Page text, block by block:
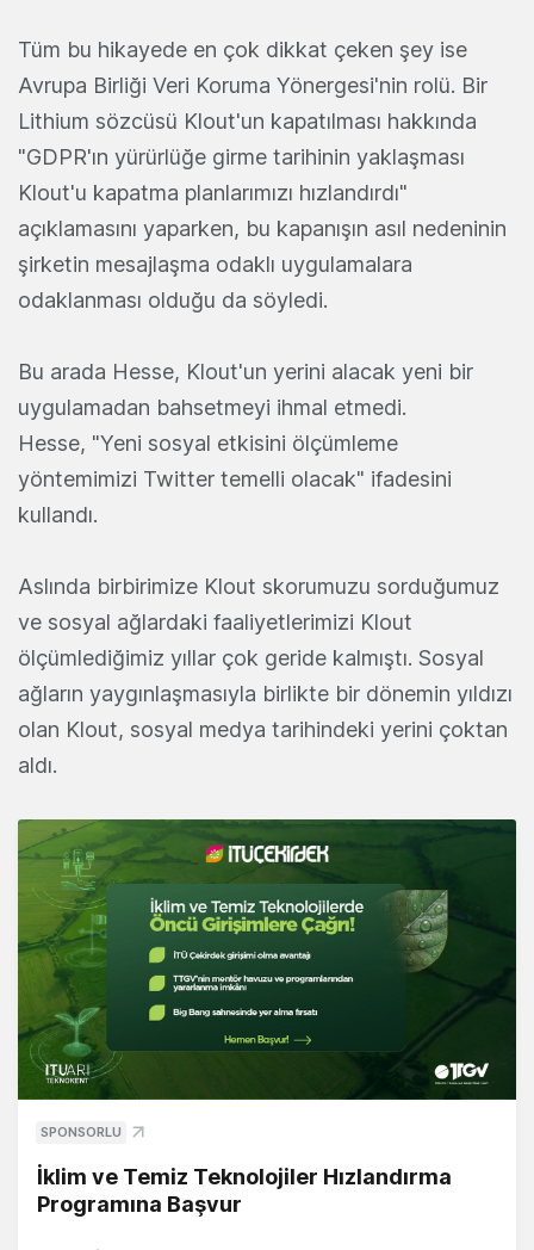
Tüm bu hikayede en çok dikkat çeken şey ise
Avrupa Birliği Veri Koruma Yönergesi'nin rolü. Bir
Lithium sözcüsü Klout'un kapatılması hakkında
"GDPR'ın yürürlüğe girme tarihinin yaklaşması
Klout'u kapatma planlarımızı hızlandırdı"
açıklamasını yaparken, bu kapanışın asıl nedeninin
şirketin mesajlaşma odaklı uygulamalara
odaklanması olduğu da söyledi.
Bu arada Hesse, Klout'un yerini alacak yeni bir
uygulamadan bahsetmeyi ihmal etmedi.
Hesse, "Yeni sosyal etkisini ölçümleme
yöntemimizi Twitter temelli olacak" ifadesini
kullandı.
Aslında birbirimize Klout skorumuzu sorduğumuz
ve sosyal ağlardaki faaliyetlerimizi Klout
ölçümlediğimiz yıllar çok geride kalmıştı. Sosyal
ağların yaygınlaşmasıyla birlikte bir dönemin yıldızı
olan Klout, sosyal medya tarihindeki yerini çoktan
aldı.
SPONSORLU
İklim ve Temiz Teknolojiler Hızlandırma
Programına Başvur